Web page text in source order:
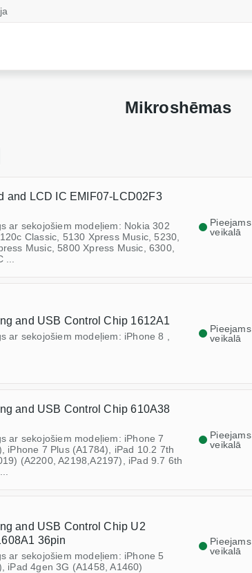
Mikroshēmas
and LCD IC EMIF07-LCD02F3
ar sekojošiem modeļiem: Nokia 302
Classic, 5130 Xpress Music, 5230,
Music, 5800 Xpress Music, 6300,
...
Pieejams
veikalā
and USB Control Chip 1612A1
ar sekojošiem modeļiem: iPhone 8 ,
Pieejams
veikalā
and USB Control Chip 610A38
ar sekojošiem modeļiem: iPhone 7
iPhone 7 Plus (A1784), iPad 10.2 7th
(A2200, A2198,A2197), iPad 9.7 6th
Pieejams
veikalā
and USB Control Chip U2
36pin
ar sekojošiem modeļiem: iPhone 5
iPad 4gen 3G (A1458, A1460)
Pieejams
veikalā